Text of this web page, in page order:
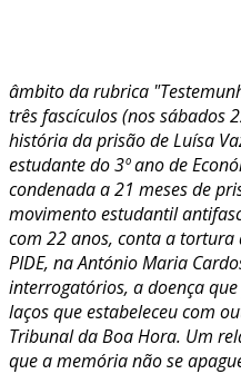
âmbito da rubrica
três fascículos (nos sábados
história da prisão de Luísa
estudante do 3º ano de
condenada a 21 meses de
movimento estudantil
com 22 anos, conta a tortura
PIDE, na António Maria
interrogatórios, a doença
laços que estabeleceu com
Tribunal da Boa Hora. Um
que a memória não se